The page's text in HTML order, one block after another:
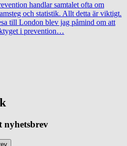
handlar samtalet ofta om
och statistik. Allt detta är viktigt.
till London blev jag påmind om att
i prevention…
nyhetsbrev